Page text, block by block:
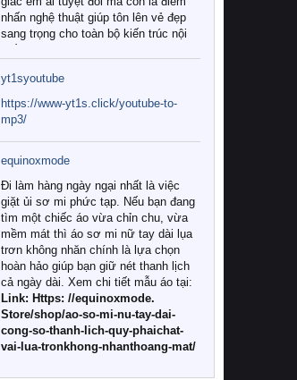
nhấn nghệ thuật giúp tôn lên vẻ đẹp
sang trọng cho toàn bộ kiến trúc nội
Tuy nhiên, giữa thị trường đa dạng
với vô vàn thương hiệu và mẫu mã
như hiện nay, làm thế nào để chọn
được những bộ chăn ga gối đệm cao
cấp thực sự chất lượng, phù hợp với
khí hậu và nhu cầu sử dụng của gia
đình? Hãy cùng chúng tôi đi tìm lời
giải đáp chi tiết qua bài viết dưới đây.
1. Tại sao các gia đình hiện đại lại ưa
chuộng chăn ga gối đệm cao cấp?
Khác với các dòng sản phẩm thông
thường, những bộ chăn ga gối đệm
cao cấp trải qua quy trình sản xuất
nghiêm ngặt từ khâu chọn lọc nguyên
liệu tự nhiên đến công nghệ dệt
nhuộm hiện đại không chứa hóa chất
yt1syoutube
https://www-yt1s.click/youtube-to-
mp3/
equinoxmode
Đi làm hàng ngày ngại nhất là việc
giặt ủi sơ mi phức tạp. Nếu bạn đang
tìm một chiếc áo vừa chỉn chu, vừa
mềm mát thì áo sơ mi nữ tay dài lụa
trơn không nhăn chính là lựa chọn
hoàn hảo giúp bạn giữ nét thanh lịch
cả ngày dài. Xem chi tiết mẫu áo tại:
Link: Https: //equinoxmode.
Store/shop/ao-so-mi-nu-tay-dai-
cong-so-thanh-lich-quy-phaichat-
vai-lua-tronkhong-nhanthoang-mat/